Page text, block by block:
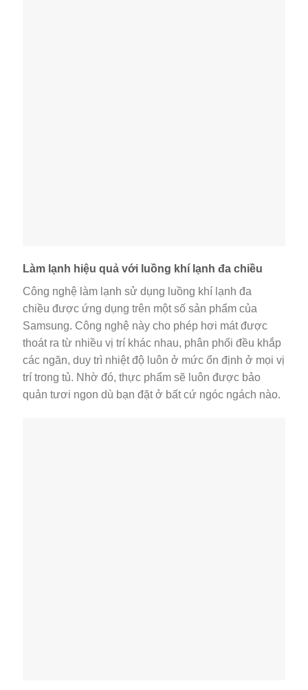
Làm lạnh hiệu quả với luồng khí lạnh đa chiều
Công nghệ làm lạnh sử dụng luồng khí lạnh đa
chiều được ứng dụng trên một số sản phẩm của
Samsung. Công nghệ này cho phép hơi mát được
thoát ra từ nhiều vị trí khác nhau, phân phối đều khắp
các ngăn, duy trì nhiệt độ luôn ở mức ổn định ở mọi vị
trí trong tủ. Nhờ đó, thực phẩm sẽ luôn được bảo
quản tươi ngon dù bạn đặt ở bất cứ ngóc ngách nào.